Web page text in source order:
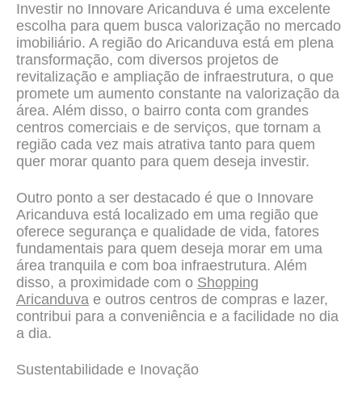
Investir no Innovare Aricanduva é uma excelente
escolha para quem busca valorização no mercado
imobiliário. A região do Aricanduva está em plena
transformação, com diversos projetos de
revitalização e ampliação de infraestrutura, o que
promete um aumento constante na valorização da
área. Além disso, o bairro conta com grandes
centros comerciais e de serviços, que tornam a
região cada vez mais atrativa tanto para quem
quer morar quanto para quem deseja investir.
Outro ponto a ser destacado é que o Innovare
Aricanduva está localizado em uma região que
oferece segurança e qualidade de vida, fatores
fundamentais para quem deseja morar em uma
área tranquila e com boa infraestrutura. Além
disso, a proximidade com o Shopping
Aricanduva e outros centros de compras e lazer,
contribui para a conveniência e a facilidade no dia
a dia.
Sustentabilidade e Inovação